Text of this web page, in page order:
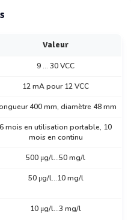
Valeur
9 ... 30 VCC
12 mA pour 12 VCC
400 mm, diamètre 48 mm
6 mois en utilisation portable, 10
mois en continu
500 μg/l...50 mg/l
50 μg/l...10 mg/l
10 μg/l...3 mg/l